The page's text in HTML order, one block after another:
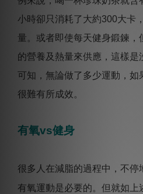
小時卻只消耗了大約300大卡
量。或者即使每天健身鍛鍊，
的營養及熱量來供應，這樣
可知，無論做了多少運動，如
很難有所成效。
有氧vs健身
很多人在減脂的過程中，不停
有氧運動是必要的。但就如上